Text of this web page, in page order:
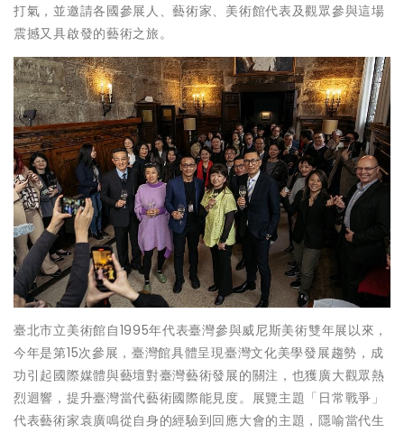
打氣，並邀請各國參展人、藝術家、美術館代表及觀眾參與這場
震撼又具啟發的藝術之旅。
臺北市立美術館自1995年代表臺灣參與威尼斯美術雙年展以來，
今年是第15次參展，臺灣館具體呈現臺灣文化美學發展趨勢，成
功引起國際媒體與藝壇對臺灣藝術發展的關注，也獲廣大觀眾熱
烈迴響，提升臺灣當代藝術國際能見度。展覽主題「日常戰爭」
代表藝術家袁廣鳴從自身的經驗到回應大會的主題，隱喻當代生